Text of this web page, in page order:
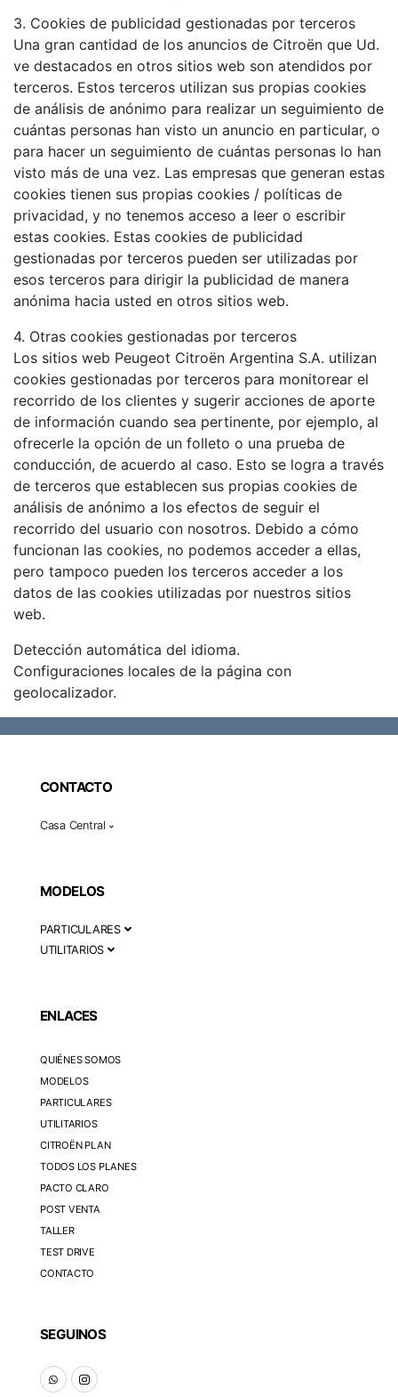
3. Cookies de publicidad gestionadas por terceros
Una gran cantidad de los anuncios de Citroën que Ud.
ve destacados en otros sitios web son atendidos por
terceros. Estos terceros utilizan sus propias cookies
de análisis de anónimo para realizar un seguimiento de
cuántas personas han visto un anuncio en particular, o
para hacer un seguimiento de cuántas personas lo han
visto más de una vez. Las empresas que generan estas
cookies tienen sus propias cookies / políticas de
privacidad, y no tenemos acceso a leer o escribir
estas cookies. Estas cookies de publicidad
gestionadas por terceros pueden ser utilizadas por
esos terceros para dirigir la publicidad de manera
anónima hacia usted en otros sitios web.
4. Otras cookies gestionadas por terceros
Los sitios web Peugeot Citroën Argentina S.A. utilizan
cookies gestionadas por terceros para monitorear el
recorrido de los clientes y sugerir acciones de aporte
de información cuando sea pertinente, por ejemplo, al
ofrecerle la opción de un folleto o una prueba de
conducción, de acuerdo al caso. Esto se logra a través
de terceros que establecen sus propias cookies de
análisis de anónimo a los efectos de seguir el
recorrido del usuario con nosotros. Debido a cómo
funcionan las cookies, no podemos acceder a ellas,
pero tampoco pueden los terceros acceder a los
datos de las cookies utilizadas por nuestros sitios
web.
Detección automática del idioma.
Configuraciones locales de la página con
geolocalizador.
CONTACTO
Casa Central
MODELOS
PARTICULARES
UTILITARIOS
ENLACES
QUIÉNES SOMOS
MODELOS
PARTICULARES
UTILITARIOS
CITROËN PLAN
TODOS LOS PLANES
PACTO CLARO
POST VENTA
TALLER
TEST DRIVE
CONTACTO
SEGUINOS